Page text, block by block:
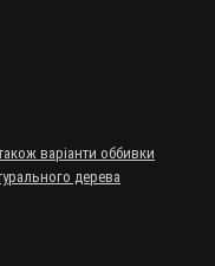
варіанти оббивки
дерева